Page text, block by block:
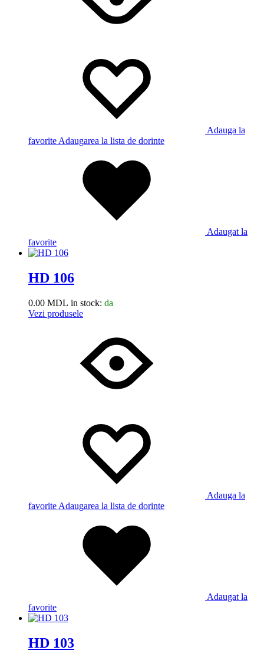
Adauga la
favorite Adaugarea la lista de dorinte
Adaugat la
favorite
HD 106
0.00 MDL in stock: da
Vezi produsele
Adauga la
favorite Adaugarea la lista de dorinte
Adaugat la
favorite
HD 103